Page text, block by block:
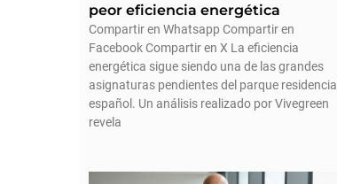
peor eficiencia energética
Compartir en Whatsapp Compartir en
Facebook Compartir en X La eficiencia
energética sigue siendo una de las grandes
asignaturas pendientes del parque residencial
español. Un análisis realizado por Vivegreen
revela